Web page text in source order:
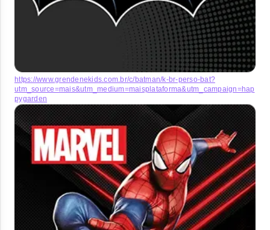
https://www.grendenekids.com.br/c/batman/k-br-perso-bat?
utm_source=mais&utm_medium=maisplataforma&utm_campaign=hap
pygarden